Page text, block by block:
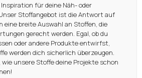
für deine Näh- oder
Stoffangebot ist die Antwort auf
eine breite Auswahl an Stoffen, die
gerecht werden. Egal, ob du
oder andere Produkte entwirfst,
werden dich sicherlich überzeugen.
unsere Stoffe deine Projekte schon